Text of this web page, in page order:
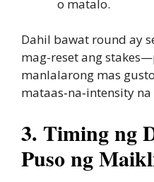
o matalo.
Dahil bawat round ay
mag-reset ang
manlalarong mas
mataas‑na‑intensity na
3. Timing ng
Puso ng